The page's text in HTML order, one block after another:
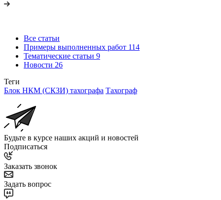
Все статьи
Примеры выполненных работ 114
Тематические статьи 9
Новости 26
Теги
Блок НКМ (СКЗИ) тахографа Тахограф
Будьте в курсе наших акций и новостей
Подписаться
Заказать звонок
Задать вопрос